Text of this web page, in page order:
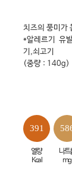
치즈의 풍미가
*알레르기 유
기,쇠고기
(중량 : 140g)
391
열량
Kcal
나트
mg